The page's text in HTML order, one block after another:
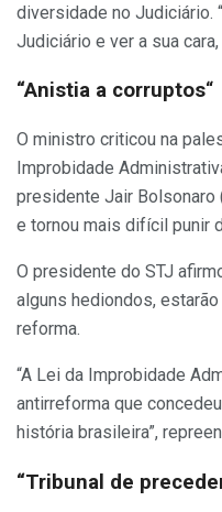
diversidade no Judiciário.
Judiciário e ver a sua
“Anistia a corruptos“
O ministro criticou na
Improbidade
presidente Jair
e tornou mais difícil punir
O presidente do STJ
alguns hediondos,
reforma.
“A Lei da Improbidade
antirreforma que
história brasileira”,
“Tribunal de